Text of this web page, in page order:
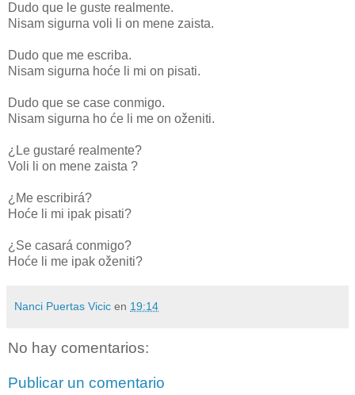
Dudo que le guste realmente.
Nisam sigurna voli li on mene zaista.
Dudo que me escriba.
Nisam sigurna hoće li mi on pisati.
Dudo que se case conmigo.
Nisam sigurna ho će li me on oženiti.
¿Le gustaré realmente?
Voli li on mene zaista ?
¿Me escribirá?
Hoće li mi ipak pisati?
¿Se casará conmigo?
Hoće li me ipak oženiti?
Nanci Puertas Vicic en 19:14
No hay comentarios:
Publicar un comentario